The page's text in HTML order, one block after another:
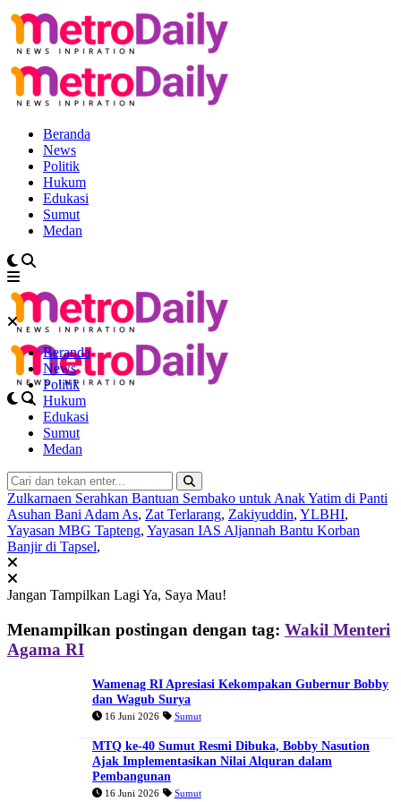
Beranda
News
Politik
Hukum
Edukasi
Sumut
Medan
Beranda
News
Politik
Hukum
Edukasi
Sumut
Medan
Zulkarnaen Serahkan Bantuan Sembako untuk Anak Yatim di Panti
Asuhan Bani Adam As, Zat Terlarang, Zakiyuddin, YLBHI,
Yayasan MBG Tapteng, Yayasan IAS Aljannah Bantu Korban
Banjir di Tapsel,
Jangan Tampilkan Lagi Ya, Saya Mau!
Menampilkan postingan dengan tag: Wakil Menteri
Agama RI
Wamenag RI Apresiasi Kekompakan Gubernur Bobby
dan Wagub Surya
16 Juni 2026 Sumut
MTQ ke-40 Sumut Resmi Dibuka, Bobby Nasution
Ajak Implementasikan Nilai Alquran dalam
Pembangunan
16 Juni 2026 Sumut